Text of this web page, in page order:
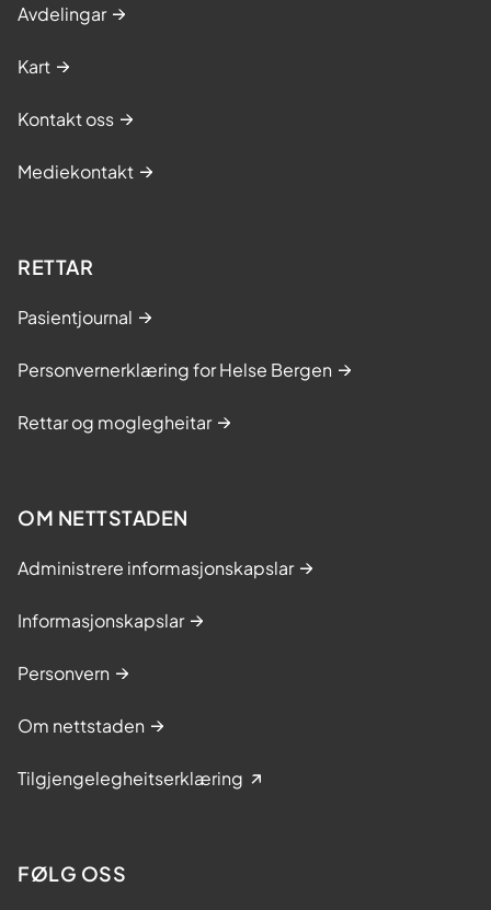
Avdelingar
Kart
Kontakt oss
Mediekontakt
RETTAR
Pasientjournal
Personvernerklæring for Helse Bergen
Rettar og moglegheitar
OM NETTSTADEN
Administrere informasjonskapslar
Informasjonskapslar
Personvern
Om nettstaden
Tilgjengelegheitserklæring
FØLG OSS